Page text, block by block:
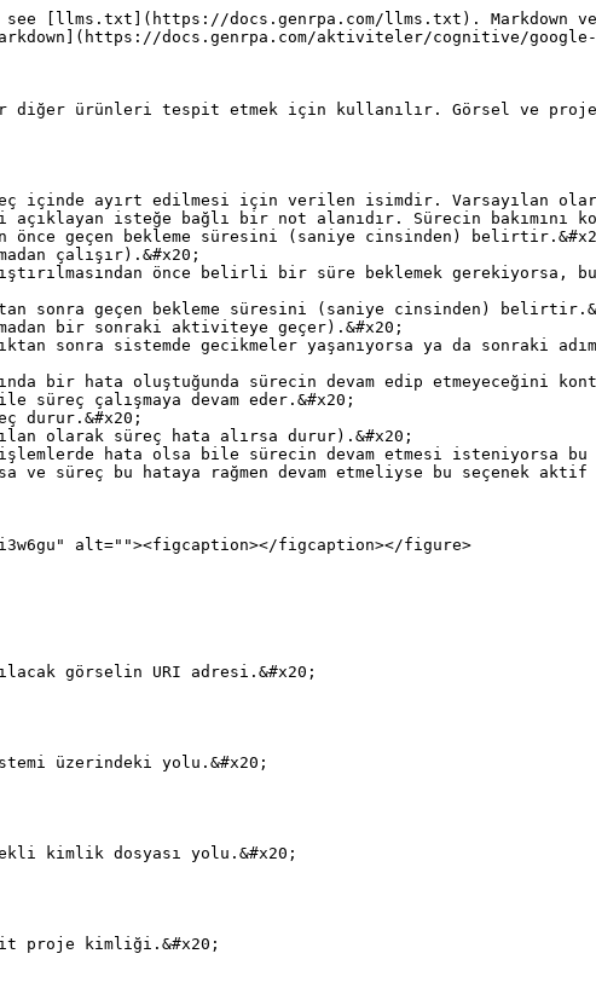
see [llms.txt](https://docs.genrpa.com/llms.txt). Markdown
docs.genrpa.com/aktiviteler/cognitive/
diğer ürünleri tespit etmek için kullanılır. Görsel ve
içinde ayırt edilmesi için verilen isimdir. Varsayılan
isteğe bağlı bir not alanıdır. Sürecin bakımını
önce geçen bekleme süresini (saniye cinsinden)
sonra geçen bekleme süresini (saniye cinsinden)
bir hata oluştuğunda sürecin devam edip etmeyeceğini
süreç bu hataya rağmen devam etmeliyse bu seçenek
alt=""><figcaption></figcaption></figure>
görselin URI adresi.&#x20;
üzerindeki yolu.&#x20;
kimlik dosyası yolu.&#x20;
proje kimliği.&#x20;